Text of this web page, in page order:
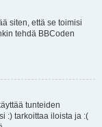
siten, että se toimisi
tehdä BBCoden
tunteiden
:) tarkoittaa iloista ja :(